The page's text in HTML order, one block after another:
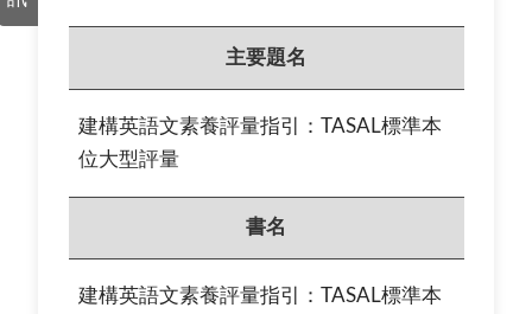
主要題名
建構英語文素養評量指引：TASAL標準本
位大型評量
書名
建構英語文素養評量指引：TASAL標準本